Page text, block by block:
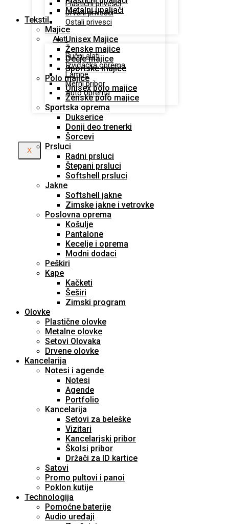
Plastični privesci
Drveni privesci
Ostali privesci
Alati
Ručni alati
Izviđačka oprema
Lampe
Merni pribor
Auto oprema
X
Metalni upaljači
Tekstil
Majice
Unisex Majice
Ženske majice
Dečje majice
Sportske majice
Polo majice
Unisex polo majice
Ženske polo majice
Sportska oprema
Dukserice
Donji deo trenerki
Šorcevi
Prsluci
Radni prsluci
Štepani prsluci
Softshell prsluci
Jakne
Softshell jakne
Zimske jakne i vetrovke
Poslovna oprema
Košulje
Pantalone
Kecelje i oprema
Modni dodaci
Peškiri
Kape
Kačketi
Šeširi
Zimski program
Olovke
Plastične olovke
Metalne olovke
Setovi Olovaka
Drvene olovke
Kancelarija
Notesi i agende
Notesi
Agende
Portfolio
Kancelarija
Setovi za beleške
Vizitari
Kancelarjski pribor
Školsi pribor
Držači za ID kartice
Satovi
Promo pultovi i panoi
Poklon kutije
Technologija
Pomoćne baterije
Audio uređaji